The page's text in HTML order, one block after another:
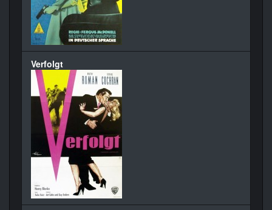
Verfolgt